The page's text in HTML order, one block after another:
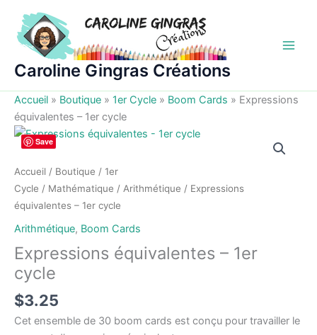
contenu
Caroline Gingras Créations
Accueil » Boutique » 1er Cycle » Boom Cards » Expressions
équivalentes – 1er cycle
Save
Accueil / Boutique / 1er
Cycle / Mathématique / Arithmétique / Expressions
équivalentes – 1er cycle
Arithmétique, Boom Cards
Expressions équivalentes – 1er
cycle
$3.25
Cet ensemble de 30 boom cards est conçu pour travailler le